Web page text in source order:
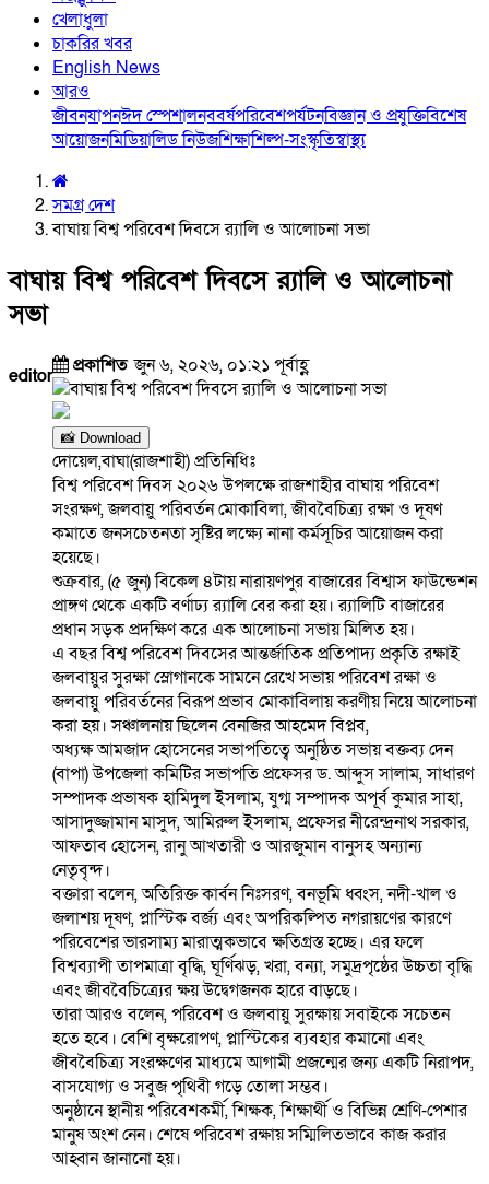
খেলাধুলা
চাকরির খবর
English News
আরও
জীবনযাপনঈদ স্পেশালনববর্ষপরিবেশপর্যটনবিজ্ঞান ও প্রযুক্তিবিশেষ
আয়োজনমিডিয়ালিড নিউজশিক্ষাশিল্প-সংস্কৃতিস্বাস্থ্য
সমগ্র দেশ
বাঘায় বিশ্ব পরিবেশ দিবসে র‌্যালি ও আলোচনা সভা
বাঘায় বিশ্ব পরিবেশ দিবসে র‌্যালি ও আলোচনা
সভা
editor প্রকাশিতজুন ৬, ২০২৬, ০১:২১ পূর্বাহ্ণ
📸 Download
দোয়েল,বাঘা(রাজশাহী) প্রতিনিধিঃ
বিশ্ব পরিবেশ দিবস ২০২৬ উপলক্ষে রাজশাহীর বাঘায় পরিবেশ
সংরক্ষণ, জলবায়ু পরিবর্তন মোকাবিলা, জীববৈচিত্র্য রক্ষা ও দূষণ
কমাতে জনসচেতনতা সৃষ্টির লক্ষ্যে নানা কর্মসূচির আয়োজন করা
হয়েছে।
শুক্রবার, (৫ জুন) বিকেল ৪টায় নারায়ণপুর বাজারের বিশ্বাস ফাউন্ডেশন
প্রাঙ্গণ থেকে একটি বর্ণাঢ্য র‌্যালি বের করা হয়। র‌্যালিটি বাজারের
প্রধান সড়ক প্রদক্ষিণ করে এক আলোচনা সভায় মিলিত হয়।
এ বছর বিশ্ব পরিবেশ দিবসের আন্তর্জাতিক প্রতিপাদ্য প্রকৃতি রক্ষাই
জলবায়ুর সুরক্ষা স্লোগানকে সামনে রেখে সভায় পরিবেশ রক্ষা ও
জলবায়ু পরিবর্তনের বিরূপ প্রভাব মোকাবিলায় করণীয় নিয়ে আলোচনা
করা হয়। সঞ্চালনায় ছিলেন বেনজির আহমেদ বিপ্লব,
অধ্যক্ষ আমজাদ হোসেনের সভাপতিত্বে অনুষ্ঠিত সভায় বক্তব্য দেন
(বাপা) উপজেলা কমিটির সভাপতি প্রফেসর ড. আব্দুস সালাম, সাধারণ
সম্পাদক প্রভাষক হামিদুল ইসলাম, যুগ্ম সম্পাদক অপূর্ব কুমার সাহা,
আসাদুজ্জামান মাসুদ, আমিরুল ইসলাম, প্রফেসর নীরেন্দ্রনাথ সরকার,
আফতাব হোসেন, রানু আখতারী ও আরজুমান বানুসহ অন্যান্য
নেতৃবৃন্দ।
বক্তারা বলেন, অতিরিক্ত কার্বন নিঃসরণ, বনভূমি ধ্বংস, নদী-খাল ও
জলাশয় দূষণ, প্লাস্টিক বর্জ্য এবং অপরিকল্পিত নগরায়ণের কারণে
পরিবেশের ভারসাম্য মারাত্মকভাবে ক্ষতিগ্রস্ত হচ্ছে। এর ফলে
বিশ্বব্যাপী তাপমাত্রা বৃদ্ধি, ঘূর্ণিঝড়, খরা, বন্যা, সমুদ্রপৃষ্ঠের উচ্চতা বৃদ্ধি
এবং জীববৈচিত্র্যের ক্ষয় উদ্বেগজনক হারে বাড়ছে।
তারা আরও বলেন, পরিবেশ ও জলবায়ু সুরক্ষায় সবাইকে সচেতন
হতে হবে। বেশি বৃক্ষরোপণ, প্লাস্টিকের ব্যবহার কমানো এবং
জীববৈচিত্র্য সংরক্ষণের মাধ্যমে আগামী প্রজন্মের জন্য একটি নিরাপদ,
বাসযোগ্য ও সবুজ পৃথিবী গড়ে তোলা সম্ভব।
অনুষ্ঠানে স্থানীয় পরিবেশকর্মী, শিক্ষক, শিক্ষার্থী ও বিভিন্ন শ্রেণি-পেশার
মানুষ অংশ নেন। শেষে পরিবেশ রক্ষায় সম্মিলিতভাবে কাজ করার
আহ্বান জানানো হয়।